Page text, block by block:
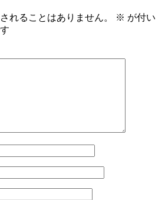
れることはありません。 ※ が付い